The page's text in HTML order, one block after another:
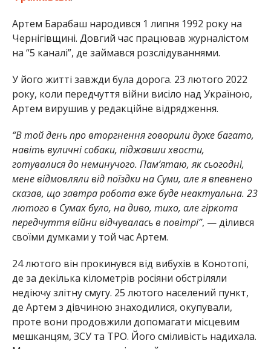
Артем Барабаш народився 1 липня 1992 року на
Чернігівщині. Довгий час працював журналістом
на “5 каналі”, де займався розслідуваннями.
У його житті завжди була дорога. 23 лютого 2022
року, коли передчуття війни висіло над Україною,
Артем вирушив у редакційне відрядження.
“В той день про вторгнення говорили дуже багато,
навіть вуличні собаки, піджавши хвости,
готувалися до неминучого. Пам’ятаю, як сьогодні,
мене відмовляли від поїздки на Суми, але я впевнено
сказав, що завтра робота вже буде неактуальна. 23
лютого в Сумах було, на диво, тихо, але гіркота
передчуття війни відчувалась в повітрі”, — ділився
своїми думками у той час Артем.
24 лютого він прокинувся від вибухів в Конотопі,
де за декілька кілометрів росіяни обстріляли
недіючу злітну смугу. 25 лютого населений пункт,
де Артем з дівчиною знаходилися, окупували,
проте вони продовжили допомагати місцевим
мешканцям, ЗСУ та ТРО. Його сміливість надихала.